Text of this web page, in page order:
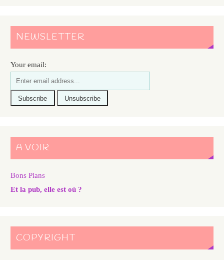
NEWSLETTER
Your email:
A VOIR
Bons Plans
Et la pub, elle est où ?
COPYRIGHT